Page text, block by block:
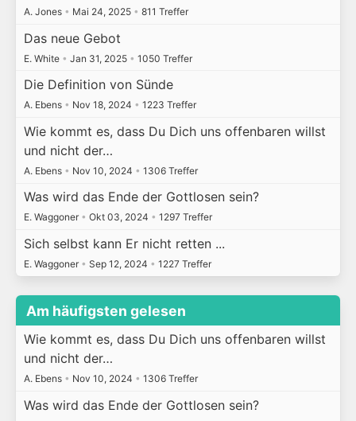
A. Jones • Mai 24, 2025 • 811 Treffer
Das neue Gebot
E. White • Jan 31, 2025 • 1050 Treffer
Die Definition von Sünde
A. Ebens • Nov 18, 2024 • 1223 Treffer
Wie kommt es, dass Du Dich uns offenbaren willst
und nicht der…
A. Ebens • Nov 10, 2024 • 1306 Treffer
Was wird das Ende der Gottlosen sein?
E. Waggoner • Okt 03, 2024 • 1297 Treffer
Sich selbst kann Er nicht retten ...
E. Waggoner • Sep 12, 2024 • 1227 Treffer
Am häufigsten gelesen
Wie kommt es, dass Du Dich uns offenbaren willst
und nicht der…
A. Ebens • Nov 10, 2024 • 1306 Treffer
Was wird das Ende der Gottlosen sein?